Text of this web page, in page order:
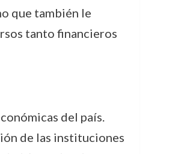
que también le
tanto financieros
del país.
de las instituciones